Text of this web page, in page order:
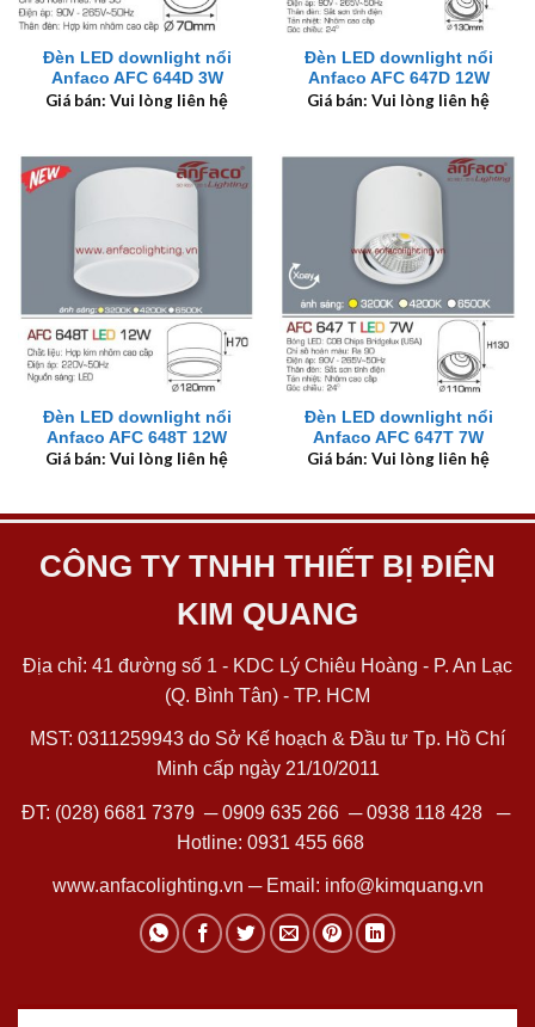
Đèn LED downlight nổi
Anfaco AFC 644D 3W
Giá bán: Vui lòng liên hệ
Đèn LED downlight nổi
Anfaco AFC 647D 12W
Giá bán: Vui lòng liên hệ
Đèn LED downlight nổi
Anfaco AFC 648T 12W
Giá bán: Vui lòng liên hệ
Đèn LED downlight nổi
Anfaco AFC 647T 7W
Giá bán: Vui lòng liên hệ
CÔNG TY TNHH THIẾT BỊ ĐIỆN
KIM QUANG
Địa chỉ: 41 đường số 1 - KDC Lý Chiêu Hoàng - P. An Lạc
(Q. Bình Tân) - TP. HCM
MST: 0311259943 do Sở Kế hoạch & Đầu tư Tp. Hồ Chí
Minh cấp ngày 21/10/2011
ĐT: (028) 6681 7379 ─0909 635 266─0938 118 428─
Hotline: 0931 455 668
www.anfacolighting.vn ─ Email: info@kimquang.vn